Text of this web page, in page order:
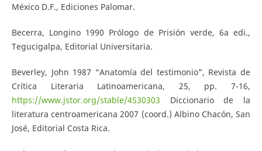
México D.F., Ediciones Palomar.
Becerra, Longino 1990 Prólogo de Prisión verde, 6a edi.,
Tegucigalpa, Editorial Universitaria.
Beverley, John 1987 “Anatomía del testimonio”, Revista de
Crítica Literaria Latinoamericana, 25, pp. 7-16,
https://www.jstor.org/stable/4530303 Diccionario de la
literatura centroamericana 2007 (coord.) Albino Chacón, San
José, Editorial Costa Rica.